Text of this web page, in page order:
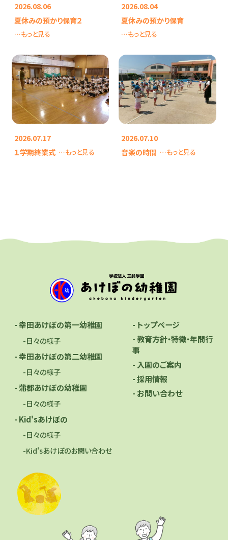
2026.08.06
夏休みの預かり保育２
…もっと見る
2026.08.04
夏休みの預かり保育
…もっと見る
2026.07.17
１学期終業式 …もっと見る
2026.07.10
音楽の時間 …もっと見る
- 幸田あけぼの第一幼稚園
-日々の様子
- 幸田あけぼの第二幼稚園
-日々の様子
- 蒲郡あけぼの幼稚園
-日々の様子
- Kid'sあけぼの
-日々の様子
-Kid'sあけぼのお問い合わせ
- トップページ
- 教育方針・特徴・年間行
事
- 入園のご案内
- 採用情報
- お問い合わせ